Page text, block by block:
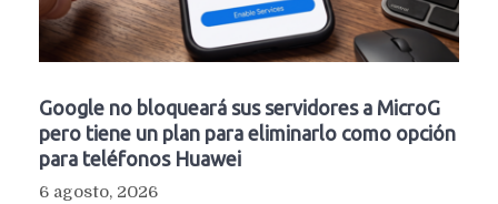
Google no bloqueará sus servidores a MicroG
pero tiene un plan para eliminarlo como opción
para teléfonos Huawei
6 agosto, 2026